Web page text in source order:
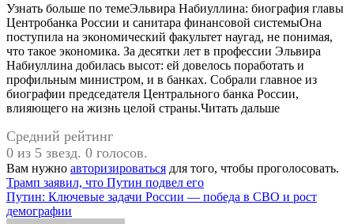
Узнать больше по темеЭльвира Набиуллина: биография главы
Центробанка России и санитара финансовой системыОна
поступила на экономический факультет наугад, не понимая,
что такое экономика. За десятки лет в профессии Эльвира
Набиуллина добилась высот: ей довелось поработать и
профильным министром, и в банках. Собрали главное из
биографии председателя Центрального банка России,
влияющего на жизнь целой страны.Читать дальше
Средний рейтинг
0 из 5 звезд. 0 голосов.
Вам нужно авторизироваться для того, чтобы проголосовать.
Навигация
по
Трамп заявил, что Путин подвел его
Путин: Ключевые задачи России — победа в СВО и рост
демографии